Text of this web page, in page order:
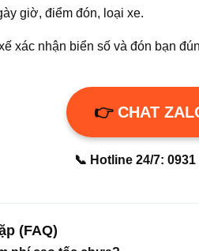
giờ, điểm đón, loại xe.
xác nhận biển số và đón bạn
👉 CHAT
📞 Hotline 24/7:
(FAQ)